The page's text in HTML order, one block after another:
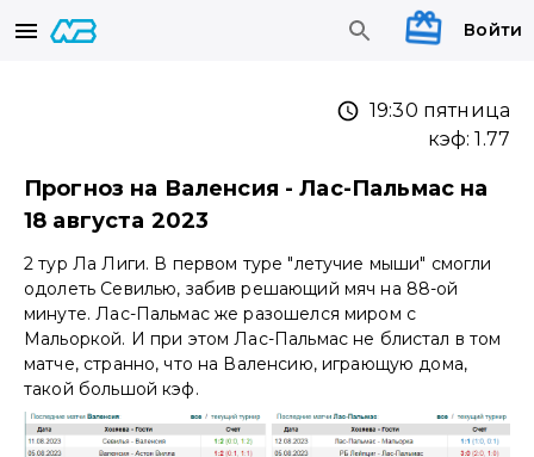
Войти
19:30 пятница
кэф:1.77
Прогноз на Валенсия - Лас-Пальмас на
18 августа 2023
2 тур Ла Лиги. В первом туре "летучие мыши" смогли
одолеть Севилью, забив решающий мяч на 88-ой
минуте. Лас-Пальмас же разошелся миром с
Мальоркой. И при этом Лас-Пальмас не блистал в том
матче, странно, что на Валенсию, играющую дома,
такой большой кэф.